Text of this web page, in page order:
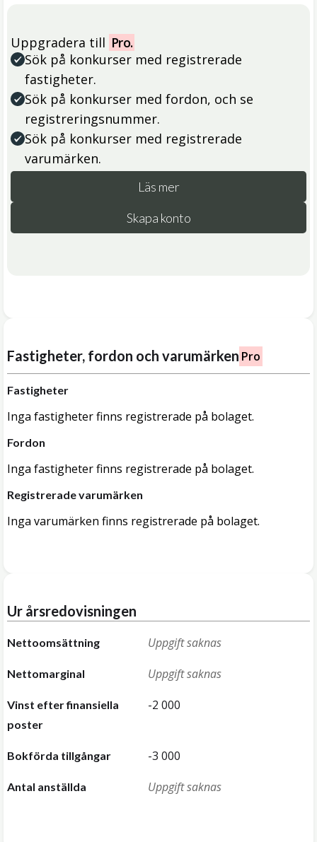
Uppgradera till Pro.
Sök på konkurser med registrerade
fastigheter.
Sök på konkurser med fordon, och se
registreringsnummer.
Sök på konkurser med registrerade
varumärken.
Läs mer
Skapa konto
Fastigheter, fordon och varumärken Pro
Fastigheter
Inga fastigheter finns registrerade på bolaget.
Fordon
Inga fastigheter finns registrerade på bolaget.
Registrerade varumärken
Inga varumärken finns registrerade på bolaget.
Ur årsredovisningen
Nettoomsättning Uppgift saknas
Nettomarginal Uppgift saknas
Vinst efter finansiella
poster
-2 000
Bokförda tillgångar -3 000
Antal anställda Uppgift saknas